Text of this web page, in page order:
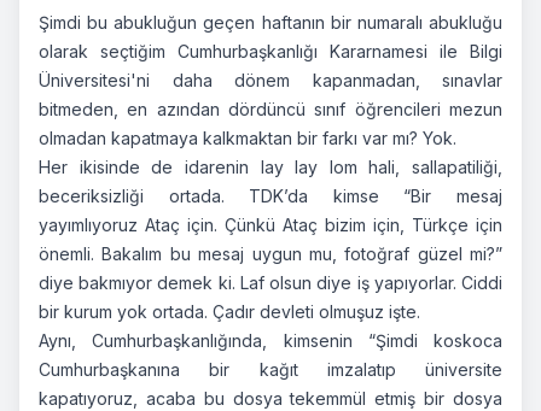
Şimdi bu abukluğun geçen haftanın bir numaralı abukluğu
olarak seçtiğim Cumhurbaşkanlığı Kararnamesi ile Bilgi
Üniversitesi'ni daha dönem kapanmadan, sınavlar
bitmeden, en azından dördüncü sınıf öğrencileri mezun
olmadan kapatmaya kalkmaktan bir farkı var mı? Yok.
Her ikisinde de idarenin lay lay lom hali, sallapatiliği,
beceriksizliği ortada. TDK’da kimse “Bir mesaj
yayımlıyoruz Ataç için. Çünkü Ataç bizim için, Türkçe için
önemli. Bakalım bu mesaj uygun mu, fotoğraf güzel mi?”
diye bakmıyor demek ki. Laf olsun diye iş yapıyorlar. Ciddi
bir kurum yok ortada. Çadır devleti olmuşuz işte.
Aynı, Cumhurbaşkanlığında, kimsenin “Şimdi koskoca
Cumhurbaşkanına bir kağıt imzalatıp üniversite
kapatıyoruz, acaba bu dosya tekemmül etmiş bir dosya